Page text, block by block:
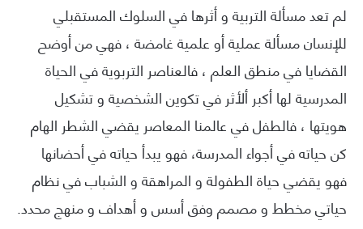
لم تعد مسألة التربية و أثرها في السلوك المستقبلي
للإنسان مسألة عملية أو علمية غامضة ، فهي من أوضح
القضايا في منطق العلم ، فالعناصر التربوية في الحياة
المدرسية لها أكبر ألأثر في تكوين الشخصية و تشكيل
هويتها ، فالطفل في عالمنا المعاصر يقضي الشطر الهام
كن حياته في أجواء المدرسة، فهو يبدأ حياته في أحضانها
فهو يقضي حياة الطفولة و المراهقة و الشباب في نظام
حياتي مخطط و مصمم وفق أسس و أهداف و منهج محدد.